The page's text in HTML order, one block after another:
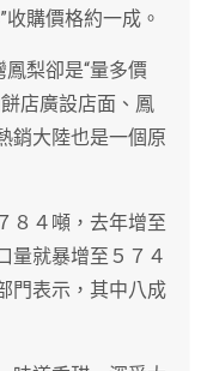
購價格約一成。
梨卻是“量多價
店廣設店面、鳳
銷大陸也是一個原
８４噸，去年增至
量就暴增至５７４
門表示，其中八成